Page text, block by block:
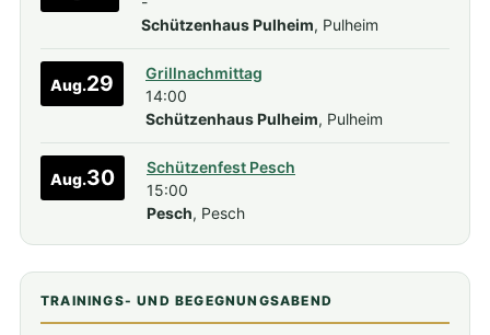
Schützenhaus Pulheim, Pulheim
Aug.29
Grillnachmittag
14:00
Schützenhaus Pulheim, Pulheim
Aug.30
Schützenfest Pesch
15:00
Pesch, Pesch
TRAININGS- UND BEGEGNUNGSABEND